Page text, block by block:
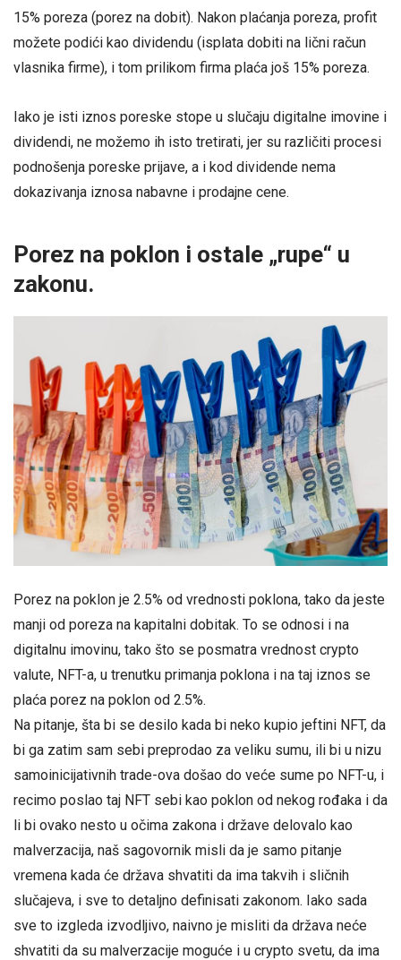
15% poreza (porez na dobit). Nakon plaćanja poreza, profit
možete podići kao dividendu (isplata dobiti na lični račun
vlasnika firme), i tom prilikom firma plaća još 15% poreza.
Iako je isti iznos poreske stope u slučaju digitalne imovine i
dividendi, ne možemo ih isto tretirati, jer su različiti procesi
podnošenja poreske prijave, a i kod dividende nema
dokazivanja iznosa nabavne i prodajne cene.
Porez na poklon i ostale „rupe“ u
zakonu.
Porez na poklon je 2.5% od vrednosti poklona, tako da jeste
manji od poreza na kapitalni dobitak. To se odnosi i na
digitalnu imovinu, tako što se posmatra vrednost crypto
valute, NFT-a, u trenutku primanja poklona i na taj iznos se
plaća porez na poklon od 2.5%.
Na pitanje, šta bi se desilo kada bi neko kupio jeftini NFT, da
bi ga zatim sam sebi preprodao za veliku sumu, ili bi u nizu
samoinicijativnih trade-ova došao do veće sume po NFT-u, i
recimo poslao taj NFT sebi kao poklon od nekog rođaka i da
li bi ovako nesto u očima zakona i države delovalo kao
malverzacija, naš sagovornik misli da je samo pitanje
vremena kada će država shvatiti da ima takvih i sličnih
slučajeva, i sve to detaljno definisati zakonom. Iako sada
sve to izgleda izvodljivo, naivno je misliti da država neće
shvatiti da su malverzacije moguće i u crypto svetu, da ima